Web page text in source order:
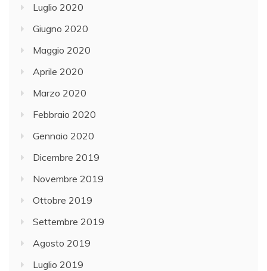
Luglio 2020
Giugno 2020
Maggio 2020
Aprile 2020
Marzo 2020
Febbraio 2020
Gennaio 2020
Dicembre 2019
Novembre 2019
Ottobre 2019
Settembre 2019
Agosto 2019
Luglio 2019